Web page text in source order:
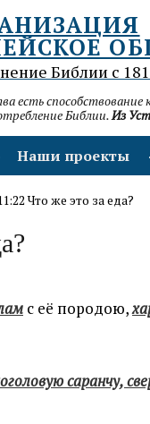
Библии с
есть способствование
Библии.Из
Наши проекты
Что же это за еда?
с её породою,
саранчу,